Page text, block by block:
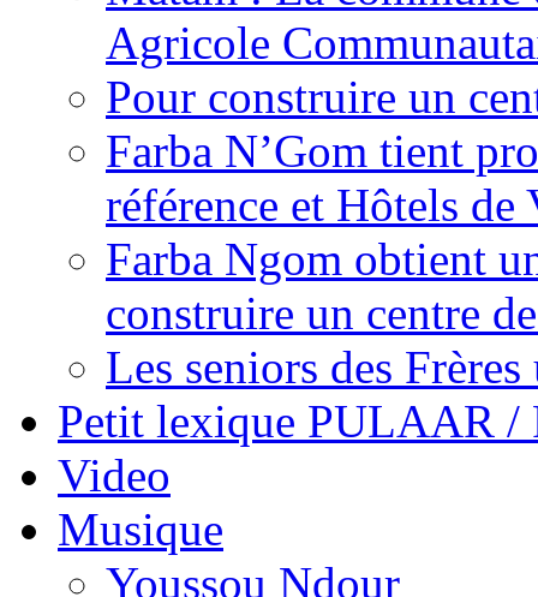
Agricole
Pour construire un
Farba N’Gom tient
référence et Hôtels
Farba Ngom obtient
construire un centre
Les seniors des Frères
Petit lexique PULAAR
Video
Musique
Youssou Ndour